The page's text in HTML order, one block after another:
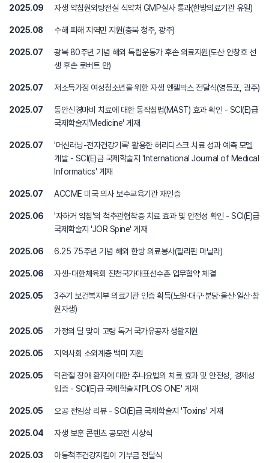
2025.09 자생 약침원외탕전실 식약처 GMP실사 통과(한방의료기관 유일)
2025.08 수해 피해 지역민 지원(충북 청주, 광주)
2025.07
광복 80주년 기념 해외 독립운동가 후손 의료지원(도산 안창호 선
생 후손 로버트 안)
2025.07 저소득가정 여성청소년을 위한 자생 엔젤박스 전달식(영등포, 광주)
2025.07
동안신경마비 치료에 대한 동작침법(MAST) 효과 확인 - SCI(E)급
국제학술지'Medicine' 게재
2025.07
'머신러닝-전자건강기록' 활용한 허리디스크 치료 성과 예측 모델
개발 - SCI(E)급 국제학술지 'International Journal of Medical
Informatics' 게재
2025.07 ACCME 미국 의사 보수교육기관 재인증
2025.06
'자하거 약침'의 척추관협착증 치료 효과 및 안전성 확인 - SCI(E)급
국제학술지 'JOR Spine' 게재
2025.06 6.25 75주년 기념 해외 한방 의료봉사(필리핀 마닐라)
2025.06 자생-대한체육회 진천국가대표선수촌 업무협약 체결
2025.05
3주기 보건복지부 의료기관 인증 획득(노원·대구·분당·울산·일산·창
원자생)
2025.05 가정의 달 맞이 고령 독거 국가유공자 생활지원
2025.05 지역사회 소외계층 백미 지원
2025.05
턱관절 장애 환자에 대한 추나요법의 치료 효과 및 안전성, 경제성
입증 - SCI(E)급 국제학술지'PLOS ONE' 게재
2025.05 오공 전임상 리뷰 - SCI(E)급 국제학술지 'Toxins' 게재
2025.04 자생 보훈 콘텐츠 공모전 시상식
2025.03 아동척추건강지킴이 기부금 전달식